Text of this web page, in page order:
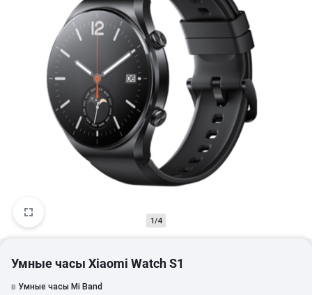
1/4
Умные часы Xiaomi Watch S1
в Умные часы Mi Band